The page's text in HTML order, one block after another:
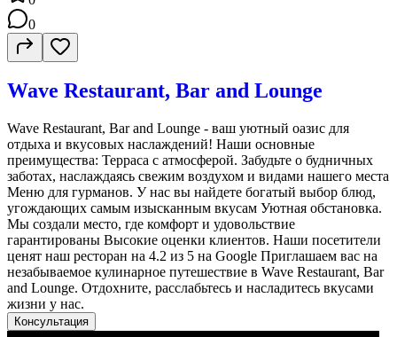
0
Wave Restaurant, Bar and Lounge
Wave Restaurant, Bar and Lounge - ваш уютный оазис для
отдыха и вкусовых наслаждений! Наши основные
преимущества: Терраса с атмосферой. Забудьте о будничных
заботах, наслаждаясь свежим воздухом и видами нашего места
Меню для гурманов. У нас вы найдете богатый выбор блюд,
угождающих самым изысканным вкусам Уютная обстановка.
Мы создали место, где комфорт и удовольствие
гарантированы Высокие оценки клиентов. Наши посетители
ценят наш ресторан на 4.2 из 5 на Google Приглашаем вас на
незабываемое кулинарное путешествие в Wave Restaurant, Bar
and Lounge. Отдохните, расслабьтесь и насладитесь вкусами
жизни у нас.
Консультация